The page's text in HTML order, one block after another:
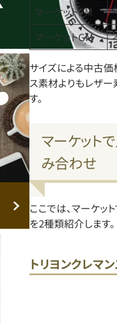
マーケットPM
マーケットGM
サイズによる中古価
ス素材よりもレザ
す。
マーケット
み合わせ
ここでは、マーケ
を2種類紹介します。
トリヨンクレマ